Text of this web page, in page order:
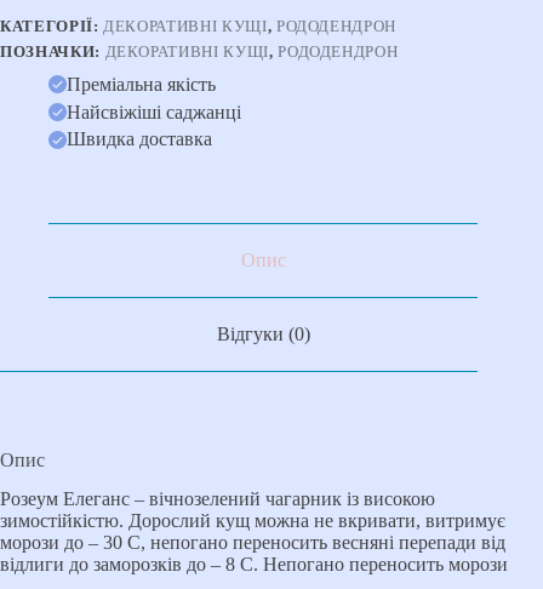
КАТЕГОРІЇ: ДЕКОРАТИВНІ КУЩІ, РОДОДЕНДРОН
ПОЗНАЧКИ: ДЕКОРАТИВНІ КУЩІ,РОДОДЕНДРОН
Преміальна якість
Найсвіжіші саджанці
Швидка доставка
Опис
Відгуки (0)
Опис
Розеум Елеганс – вічнозелений чагарник із високою
зимостійкістю. Дорослий кущ можна не вкривати, витримує
морози до – 30 С, непогано переносить весняні перепади від
відлиги до заморозків до – 8 С. Непогано переносить морози